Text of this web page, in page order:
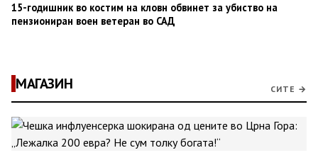
15-годишник во костим на кловн обвинет за убиство на
пензиониран воен ветеран во САД
МАГАЗИН СИТЕ →